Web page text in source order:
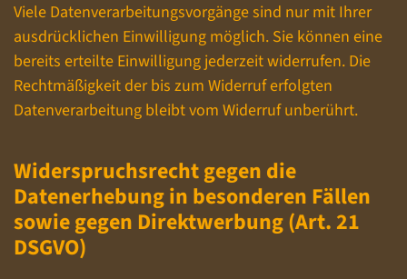
Viele Datenverarbeitungsvorgänge sind nur mit Ihrer
ausdrücklichen Einwilligung möglich. Sie können eine
bereits erteilte Einwilligung jederzeit widerrufen. Die
Rechtmäßigkeit der bis zum Widerruf erfolgten
Datenverarbeitung bleibt vom Widerruf unberührt.
Widerspruchsrecht gegen die
Datenerhebung in besonderen Fällen
sowie gegen Direktwerbung (Art. 21
DSGVO)